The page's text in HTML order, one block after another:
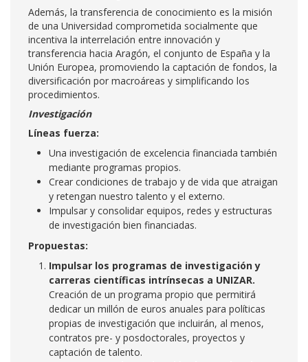
Además, la transferencia de conocimiento es la misión
de una Universidad comprometida socialmente que
incentiva la interrelación entre innovación y
transferencia hacia Aragón, el conjunto de España y la
Unión Europea, promoviendo la captación de fondos, la
diversificación por macroáreas y simplificando los
procedimientos.
Investigación
Líneas fuerza:
Una investigación de excelencia financiada también
mediante programas propios.
Crear condiciones de trabajo y de vida que atraigan
y retengan nuestro talento y el externo.
Impulsar y consolidar equipos, redes y estructuras
de investigación bien financiadas.
Propuestas:
Impulsar los programas de investigación y
carreras científicas intrínsecas a UNIZAR.
Creación de un programa propio que permitirá
dedicar un millón de euros anuales para políticas
propias de investigación que incluirán, al menos,
contratos pre- y posdoctorales, proyectos y
captación de talento.